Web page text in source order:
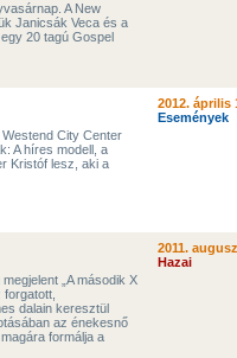
A New
Janicsák Veca és a
20 tagú Gospel
City Center
A híres modell, a
Kristóf lesz, aki a
2012. április
Események
„A második X
dalain keresztül
az énekesnő
formálja a
2011.
Hazai